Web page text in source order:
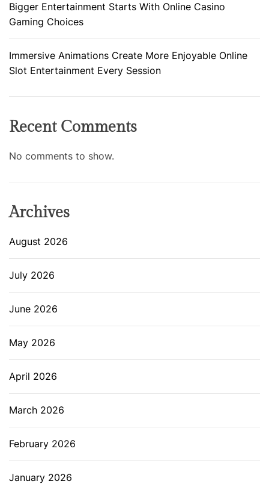
Bigger Entertainment Starts With Online Casino
Gaming Choices
Immersive Animations Create More Enjoyable Online
Slot Entertainment Every Session
Recent Comments
No comments to show.
Archives
August 2026
July 2026
June 2026
May 2026
April 2026
March 2026
February 2026
January 2026